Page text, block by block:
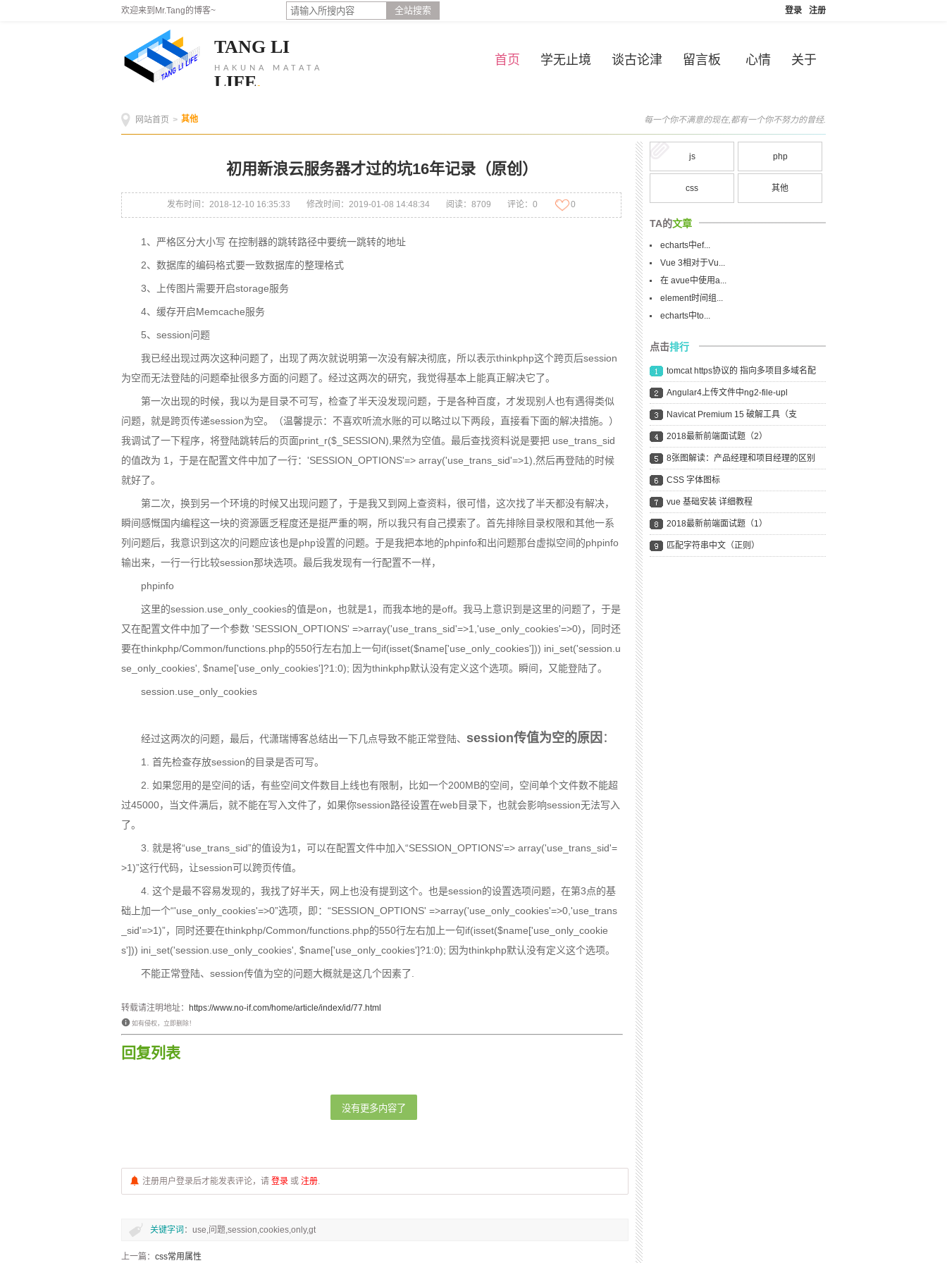
欢迎来到Mr.Tang的博客~ 全站搜索 注册
登录
TANG LI
LIFE.
HAKUNA MATATA
首页 学无止境 谈古论津 留言板 心情 关于
每一个你不满意的现在,都有一个你不努力的曾经.
网站首页 > 其他
初用新浪云服务器才过的坑16年记录（原创）
发布时间：2018-12-10 16:35:33 修改时间：2019-01-08 14:48:34 阅读：8709 评论：0 0
1、严格区分大小写 在控制器的跳转路径中要统一跳转的地址
2、数据库的编码格式要一致数据库的整理格式
3、上传图片需要开启storage服务
4、缓存开启Memcache服务
5、session问题
我已经出现过两次这种问题了，出现了两次就说明第一次没有解决彻底，所以表示thinkphp这个跨页后session
为空而无法登陆的问题牵扯很多方面的问题了。经过这两次的研究，我觉得基本上能真正解决它了。
第一次出现的时候，我以为是目录不可写，检查了半天没发现问题，于是各种百度，才发现别人也有遇得类似
问题，就是跨页传递session为空。（温馨提示：不喜欢听流水账的可以略过以下两段，直接看下面的解决措施。）
我调试了一下程序，将登陆跳转后的页面print_r($_SESSION),果然为空值。最后查找资料说是要把 use_trans_sid
的值改为 1，于是在配置文件中加了一行：'SESSION_OPTIONS'=> array('use_trans_sid'=>1),然后再登陆的时候
就好了。
第二次，换到另一个环境的时候又出现问题了，于是我又到网上查资料，很可惜，这次找了半天都没有解决，
瞬间感慨国内编程这一块的资源匮乏程度还是挺严重的啊，所以我只有自己摸索了。首先排除目录权限和其他一系
列问题后，我意识到这次的问题应该也是php设置的问题。于是我把本地的phpinfo和出问题那台虚拟空间的phpinfo
输出来，一行一行比较session那块选项。最后我发现有一行配置不一样，
phpinfo
这里的session.use_only_cookies的值是on，也就是1，而我本地的是off。我马上意识到是这里的问题了，于是
又在配置文件中加了一个参数 'SESSION_OPTIONS' =>array('use_trans_sid'=>1,'use_only_cookies'=>0)，同时还
要在thinkphp/Common/functions.php的550行左右加上一句if(isset($name['use_only_cookies'])) ini_set('session.u
se_only_cookies', $name['use_only_cookies']?1:0); 因为thinkphp默认没有定义这个选项。瞬间，又能登陆了。
session.use_only_cookies
经过这两次的问题，最后，代潇瑞博客总结出一下几点导致不能正常登陆、 session传值为空的原因 ：
1. 首先检查存放session的目录是否可写。
2. 如果您用的是空间的话，有些空间文件数目上线也有限制，比如一个200MB的空间，空间单个文件数不能超
过45000，当文件满后，就不能在写入文件了，如果你session路径设置在web目录下，也就会影响session无法写入
了。
3. 就是将“use_trans_sid”的值设为1，可以在配置文件中加入“SESSION_OPTIONS'=> array('use_trans_sid'=
>1)”这行代码，让session可以跨页传值。
4. 这个是最不容易发现的，我找了好半天，网上也没有提到这个。也是session的设置选项问题，在第3点的基
础上加一个“'use_only_cookies'=>0”选项，即：“SESSION_OPTIONS' =>array('use_only_cookies'=>0,'use_trans
_sid'=>1)”，同时还要在thinkphp/Common/functions.php的550行左右加上一句if(isset($name['use_only_cookie
s'])) ini_set('session.use_only_cookies', $name['use_only_cookies']?1:0); 因为thinkphp默认没有定义这个选项。
不能正常登陆、session传值为空的问题大概就是这几个因素了.
转载请注明地址： https://www.no-if.com/home/article/index/id/77.html
如有侵权，立即删除！
回复列表
没有更多内容了
注册用户登录后才能发表评论，请 登录 或 注册.
关键字词 ：use,问题,session,cookies,only,gt
上一篇： css常用属性
js php
css 其他
TA的文章
echarts中ef...
Vue 3相对于Vu...
在 avue中使用a...
element时间组...
echarts中to...
点击排行
tomcat https协议的 指向多项目多域名配
Angular4上传文件中ng2-file-upl
Navicat Premium 15 破解工具（支
2018最新前端面试题（2）
8张图解读：产品经理和项目经理的区别
CSS 字体图标
vue 基础安装 详细教程
2018最新前端面试题（1）
匹配字符串中文（正则）